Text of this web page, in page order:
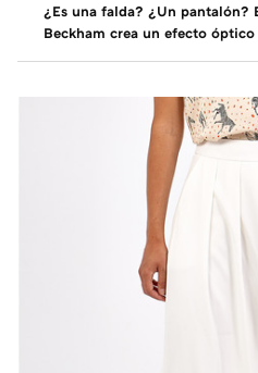
¿Es una falda? ¿Un
Beckham crea un efecto óptico